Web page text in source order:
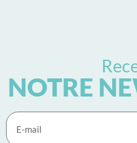
NOTRE